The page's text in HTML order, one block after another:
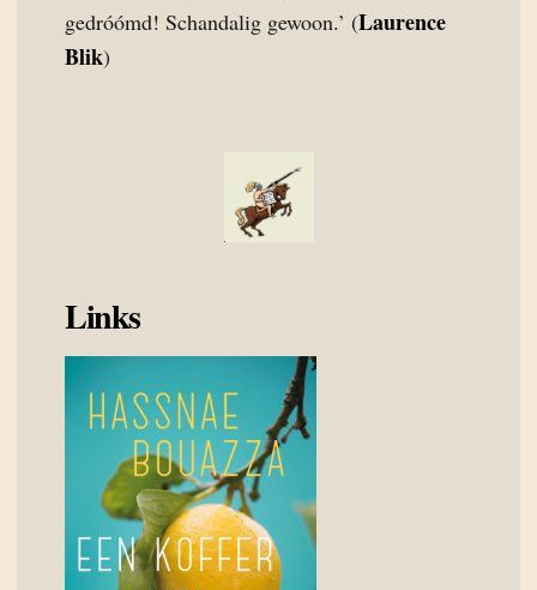
gedróómd! Schandalig gewoon.’ (Laurence
Blik)
Links